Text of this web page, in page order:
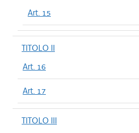
Art. 15
TITOLO II
Art. 16
Art. 17
TITOLO III